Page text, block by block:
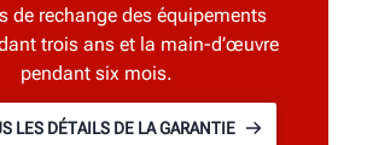
de rechange des équipements
trois ans et la main-d’œuvre
pendant six mois.
LES DÉTAILS DE LA GARANTIE